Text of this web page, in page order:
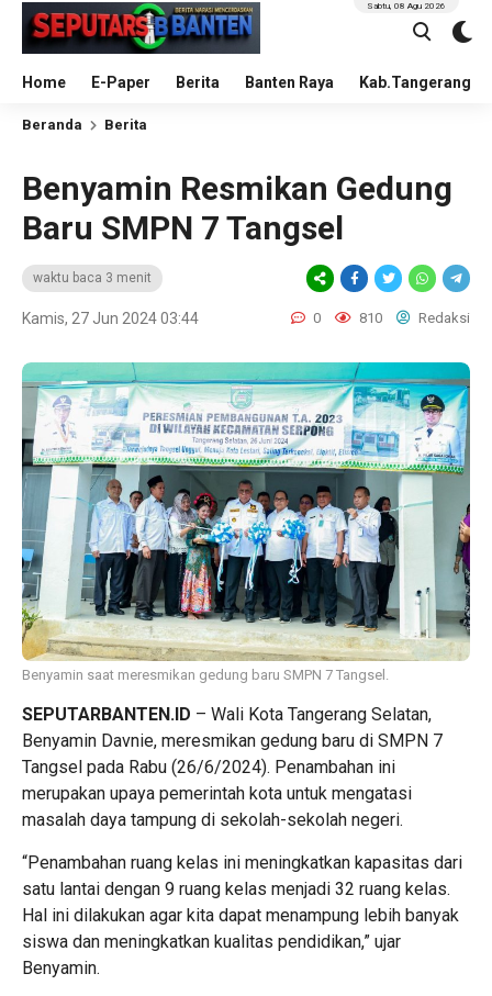
Home E-Paper Berita Banten Raya Kab.Tangerang
Sabtu, 08 Agu 2026
Beranda Berita
Benyamin Resmikan Gedung
Baru SMPN 7 Tangsel
waktu baca 3 menit
Kamis, 27 Jun 2024 03:44 0 810 Redaksi
Benyamin saat meresmikan gedung baru SMPN 7 Tangsel.
SEPUTARBANTEN.ID – Wali Kota Tangerang Selatan,
Benyamin Davnie, meresmikan gedung baru di SMPN 7
Tangsel pada Rabu (26/6/2024). Penambahan ini
merupakan upaya pemerintah kota untuk mengatasi
masalah daya tampung di sekolah-sekolah negeri.
“Penambahan ruang kelas ini meningkatkan kapasitas dari
satu lantai dengan 9 ruang kelas menjadi 32 ruang kelas.
Hal ini dilakukan agar kita dapat menampung lebih banyak
siswa dan meningkatkan kualitas pendidikan,” ujar
Benyamin.